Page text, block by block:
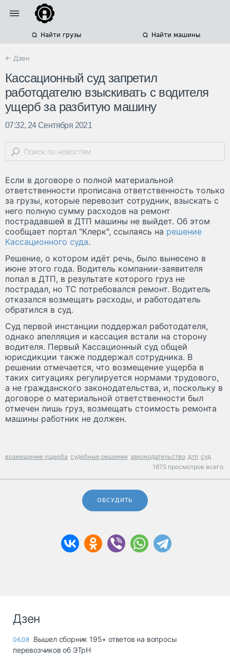
Найти грузы Найти машины
← Дзен
Кассационный суд запретил
работодателю взыскивать с водителя
ущерб за разбитую машину
07:32, 24 Сентября 2021
Если в договоре о полной материальной
ответственности прописана ответственность только
за грузы, которые перевозит сотрудник, взыскать с
него полную сумму расходов на ремонт
пострадавшей в ДТП машины не выйдет. Об этом
сообщает портал "Клерк", ссылаясь на решение
Кассационного суда.
Решение, о котором идёт речь, было вынесено в
июне этого года. Водитель компании-заявителя
попал в ДТП, в результате которого груз не
пострадал, но ТС потребовался ремонт. Водитель
отказался возмещать расходы, и работодатель
обратился в суд.
Суд первой инстанции поддержал работодателя,
однако апелляция и кассация встали на сторону
водителя. Первый Кассационный суд общей
юрисдикции также поддержал сотрудника. В
решении отмечается, что возмещение ущерба в
таких ситуациях регулируется нормами трудового,
а не гражданского законодательства, и, поскольку в
договоре о материальной ответственности был
отмечен лишь груз, возмещать стоимость ремонта
машины работник не должен.
возмещение ущерба судебные решения законодательство дтп суд
1875 просмотров всего.
ОБСУДИТЬ
Дзен
06.08 Вышел сборник 195+ ответов на вопросы
перевозчиков об ЭТрН